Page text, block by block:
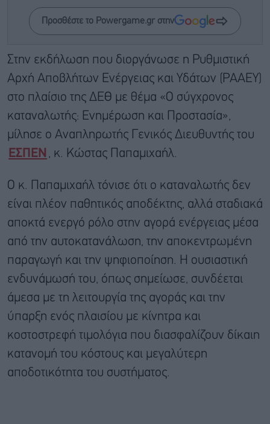
Προσθέστε το Powergame.gr στην
Στην εκδήλωση που διοργάνωσε η Ρυθμιστική
Αρχή Αποβλήτων Ενέργειας και Υδάτων (ΡΑΑΕΥ)
στο πλαίσιο της ΔΕΘ με θέμα «Ο σύγχρονος
καταναλωτής: Ενημέρωση και Προστασία»,
μίλησε ο Αναπληρωτής Γενικός Διευθυντής του
ΕΣΠΕΝ , κ. Κώστας Παπαμιχαήλ.
Ο κ. Παπαμιχαήλ τόνισε ότι ο καταναλωτής δεν
είναι πλέον παθητικός αποδέκτης, αλλά σταδιακά
αποκτά ενεργό ρόλο στην αγορά ενέργειας μέσα
από την αυτοκατανάλωση, την αποκεντρωμένη
παραγωγή και την ψηφιοποίηση. Η ουσιαστική
ενδυνάμωσή του, όπως σημείωσε, συνδέεται
άμεσα με τη λειτουργία της αγοράς και την
ύπαρξη ενός πλαισίου με κίνητρα και
κοστοστρεφή τιμολόγια που διασφαλίζουν δίκαιη
κατανομή του κόστους και μεγαλύτερη
αποδοτικότητα του συστήματος.